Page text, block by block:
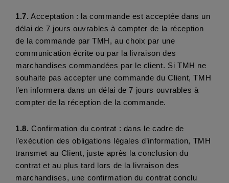
1.7. Acceptation : la commande est acceptée dans un
délai de 7 jours ouvrables à compter de la réception
de la commande par TMH, au choix par une
communication écrite ou par la livraison des
marchandises commandées par le client. Si TMH ne
souhaite pas accepter une commande du Client, TMH
l’en informera dans un délai de 7 jours ouvrables à
compter de la réception de la commande.
1.8. Confirmation du contrat : dans le cadre de
l’exécution des obligations légales d’information, TMH
transmet au Client, juste après la conclusion du
contrat et au plus tard lors de la livraison des
marchandises, une confirmation du contrat conclu